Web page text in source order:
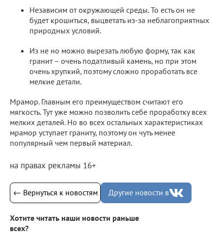
Независим от окружающей среды. То есть он не
будет крошиться, выцветать из-за неблагоприятных
природных условий.
Из не но можно вырезать любую форму, так как
гранит – очень податливый камень, но при этом
очень хрупкий, поэтому сложно проработать все
мелкие детали.
Мрамор. Главным его преимуществом считают его
мягкость. Тут уже можно позволить себе проработку всех
мелких деталей. Но во всех остальных характеристиках
мрамор уступает граниту, поэтому он чуть менее
популярный чем первый материал.
на правах рекламы 16+
← Вернуться к новостям Другие новости в
Хотите читать наши новости раньше
всех?